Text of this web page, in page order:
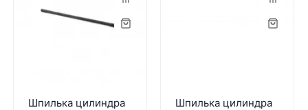
Шпилька цилиндра
Шпилька цилиндра